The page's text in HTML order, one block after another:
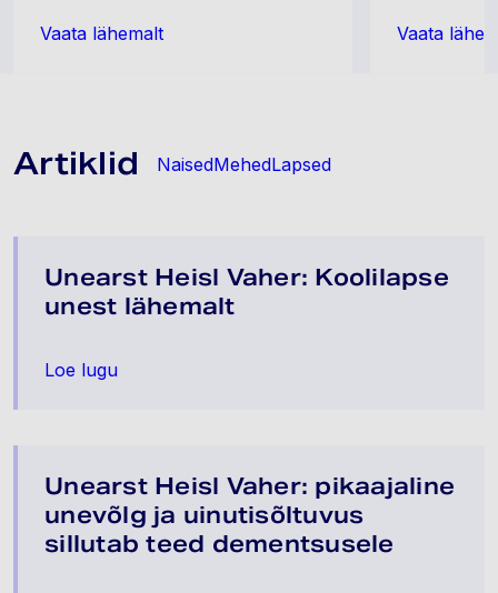
Vaata lähemalt Vaata
Artiklid NaisedMehedLapsed
Unearst Heisl Vaher: Koolilapse
unest lähemalt
Loe lugu
Unearst Heisl Vaher: pikaajaline
unevõlg ja uinutisõltuvus
sillutab teed dementsusele